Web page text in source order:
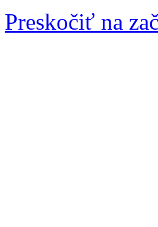
Preskočiť na